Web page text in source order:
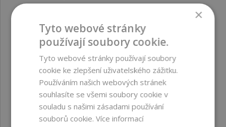
Mohu 1,3-Propanediol použít místo glycerinu?
Ano, v mnoha recepturách může částečně nebo zcela
nahradit glycerin. Poskytuje podobnou hydrataci, ale
senzorické vlastnosti kosmetiky.
Podporuje 1,3-Propanediol účinnost
konzervačních látek?
Ano, 1,3-Propanediol působí jako „preservative booster“.
V kombinaci s phenetylalkoholem zvyšuje antimikrobiální
×
Tyto webové stránky
používají soubory cookie.
Tyto webové stránky používají soubory
cookie ke zlepšení uživatelského zážitku.
Používáním našich webových stránek
souhlasíte se všemi soubory cookie v
souladu s našimi zásadami používání
souborů cookie.Více informací